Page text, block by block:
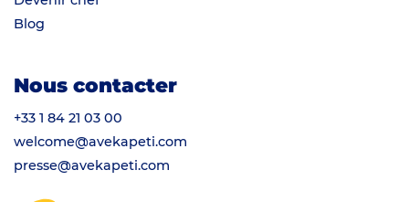
Blog
Nous contacter
+33 1 84 21 03 00
welcome@avekapeti.com
presse@avekapeti.com